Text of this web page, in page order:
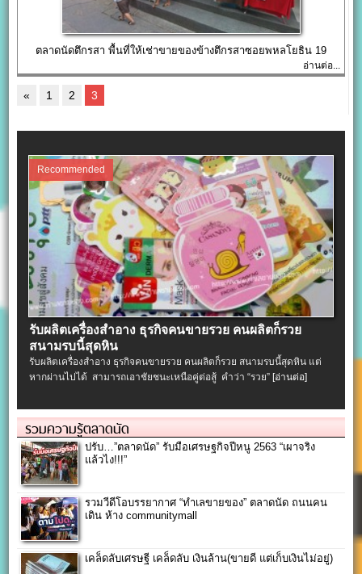
ตลาดนัดตึกรสา พื้นที่ให้เช่าขายของข้างตึกรสาซอยพหลโยธิน 19
อ่านต่อ...
« 1 2 3
Recommended
รับผลิตเครื่องสําอาง ธุรกิจคนขายรวย คนผลิตก็รวย
สนามรบนี้สุดหิน
รับผลิตเครื่องสําอาง ธุรกิจคนขายรวย คนผลิตก็รวย สนามรบนี้สุดหิน แต่
หากผ่านไปได้ สามารถเอาชัยชนะเหนือคู่ต่อสู้ คำว่า “รวย” [อ่านต่อ]
รวมความรู้ตลาดนัด
ปรับ…”ตลาดนัด” รับมือเศรษฐกิจปีหนู 2563 “เผาจริง
แล้วไง!!!”
รวมวีดีโอบรรยากาศ “ทำเลขายของ” ตลาดนัด ถนนคน
เดิน ห้าง communitymall
เคล็ดลับเศรษฐี เคล็ดลับ เงินล้าน(ขายดี แต่เก็บเงินไม่อยู่)